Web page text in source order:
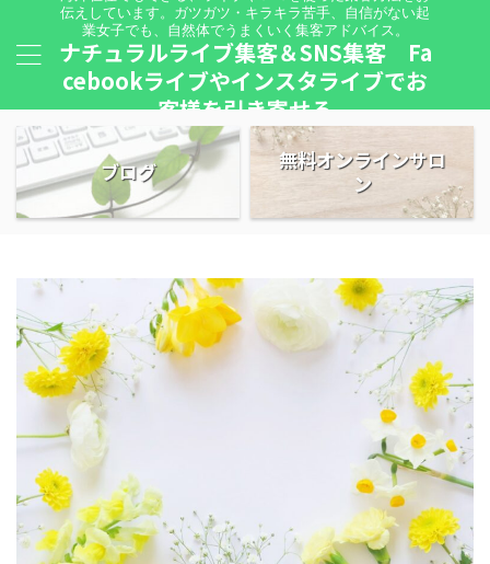
伝えしています。ガツガツ・キラキラ苦手、自信がない起
業女子でも、自然体でうまくいく集客アドバイス。
ナチュラルライブ集客＆SNS集客 Fa
cebookライブやインスタライブでお
客様を引き寄せる
ブログ
無料オンラインサロ
ン